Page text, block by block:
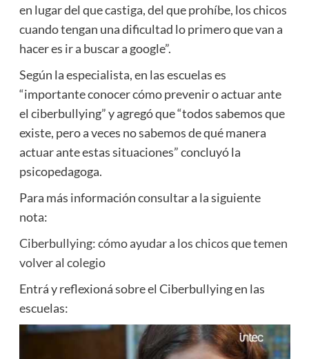
en lugar del que castiga, del que prohíbe, los chicos
cuando tengan una dificultad lo primero que van a
hacer es ir a buscar a google”.
Según la especialista, en las escuelas es
“importante conocer cómo prevenir o actuar ante
el ciberbullying” y agregó que “todos sabemos que
existe, pero a veces no sabemos de qué manera
actuar ante estas situaciones” concluyó la
psicopedagoga.
Para más información consultar a la siguiente
nota:
Ciberbullying: cómo ayudar a los chicos que temen
volver al colegio
Entrá y reflexioná sobre el Ciberbullying en las
escuelas: